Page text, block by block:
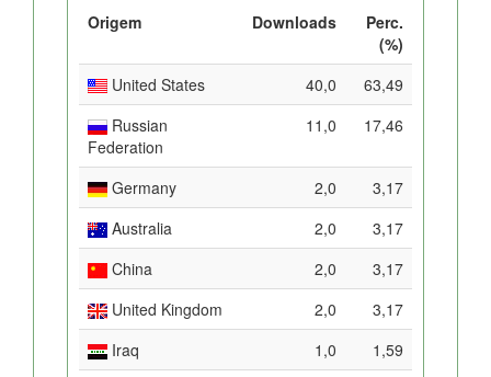
Origem Downloads
Perc.
(%)
United States
40,0
63,49
Russian
Federation
11,0 17,46
Germany 2,0
3,17
Australia
2,0
3,17
China
2,0
3,17
United Kingdom
2,0
3,17
Iraq
1,0
1,59